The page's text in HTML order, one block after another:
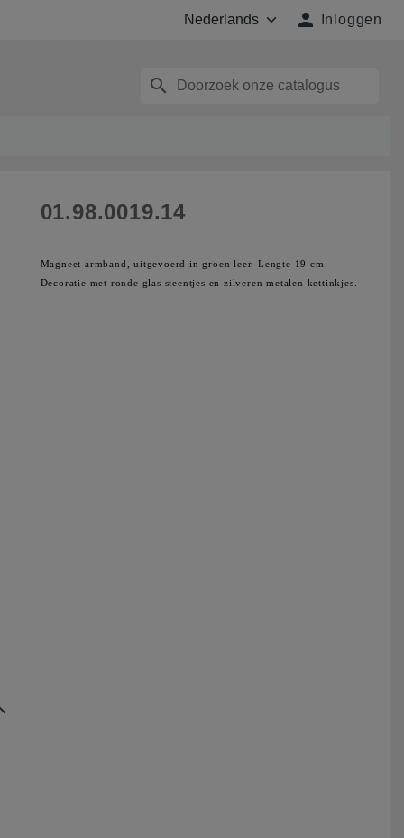
 Inloggen
search
01.98.0019.14
Magneet armband, uitgevoerd in groen leer. Lengte 19 cm.
Decoratie met ronde glas steentjes en zilveren metalen kettinkjes.